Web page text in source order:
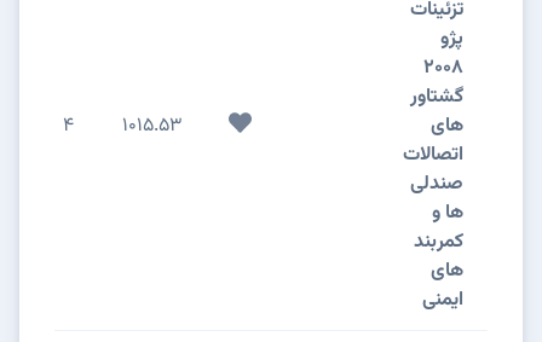
تزئینات
پژو
2008
گشتاور
های
اتصالات
صندلی
ها و
کمربند
های
ایمنی
1015.53
4